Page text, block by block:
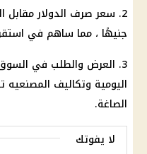
جنيهًا ، مما ساهم في
3. العرض والطلب في السوق
اليومية وتكاليف المصنعيه
الصاغة.
لا يفوتك